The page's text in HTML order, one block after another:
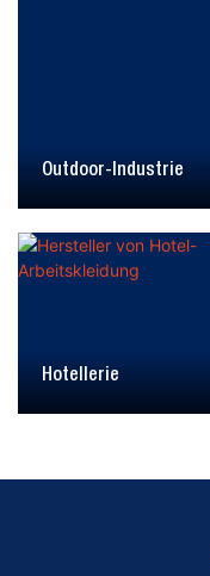
Outdoor-Industrie
Hotellerie